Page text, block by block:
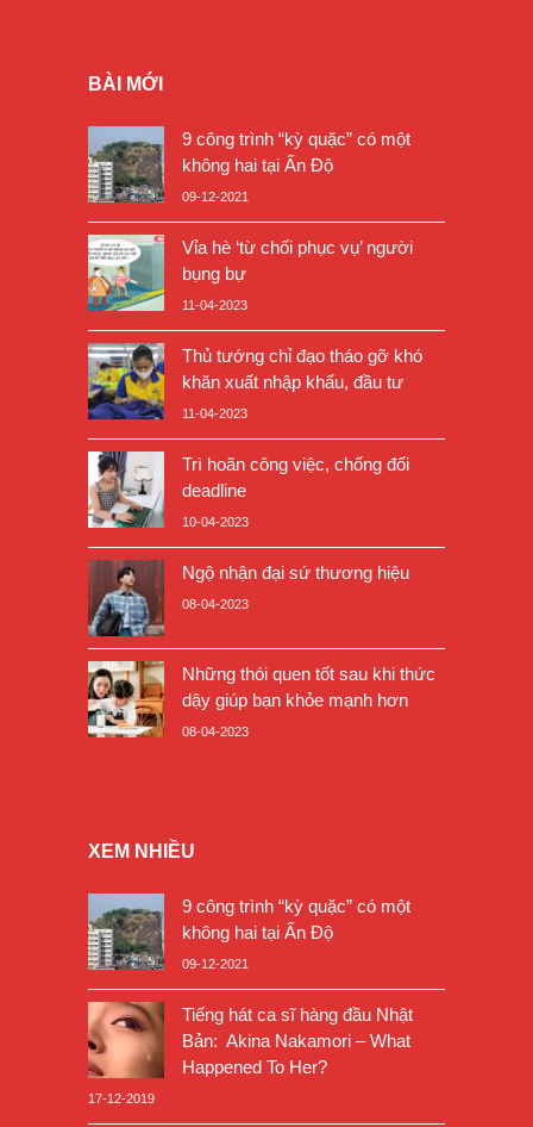
BÀI MỚI
9 công trình “kỳ quặc” có một
không hai tại Ấn Độ
09-12-2021
Vỉa hè ‘từ chối phục vụ’ người
bụng bự
11-04-2023
Thủ tướng chỉ đạo tháo gỡ khó
khăn xuất nhập khẩu, đầu tư
11-04-2023
Trì hoãn công việc, chống đối
deadline
10-04-2023
Ngộ nhận đại sứ thương hiệu
08-04-2023
Những thói quen tốt sau khi thức
dậy giúp bạn khỏe mạnh hơn
08-04-2023
XEM NHIỀU
9 công trình “kỳ quặc” có một
không hai tại Ấn Độ
09-12-2021
Tiếng hát ca sĩ hàng đầu Nhật
Bản: Akina Nakamori – What
Happened To Her?
17-12-2019